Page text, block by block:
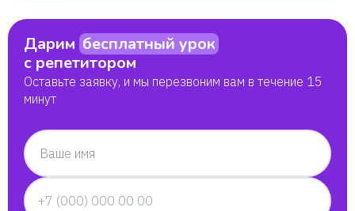
Дарим бесплатный урок
с репетитором
Оставьте заявку, и мы перезвоним вам в течение 15
минут
Ваше имя